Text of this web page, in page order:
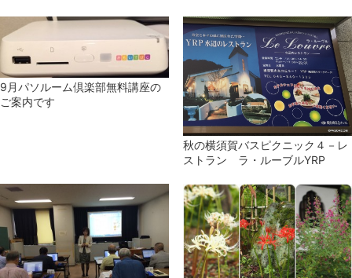
9月パソルーム倶楽部無料講座の
ご案内です
秋の横須賀バスピクニック４－レ
ストラン ラ・ルーブルYRP